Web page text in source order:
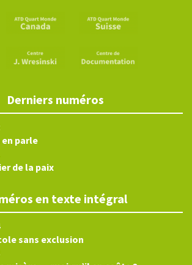
Derniers numéros
parle
de la paix
en texte intégral
sans exclusion